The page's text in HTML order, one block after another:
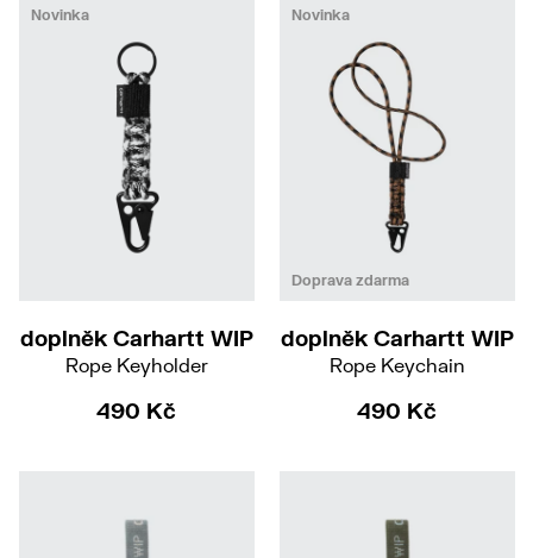
Novinka
doplněk Carhartt WIP
Rope Keyholder
490 Kč
Doprava zdarma
Novinka
doplněk Carhartt WIP
Rope Keychain
490 Kč